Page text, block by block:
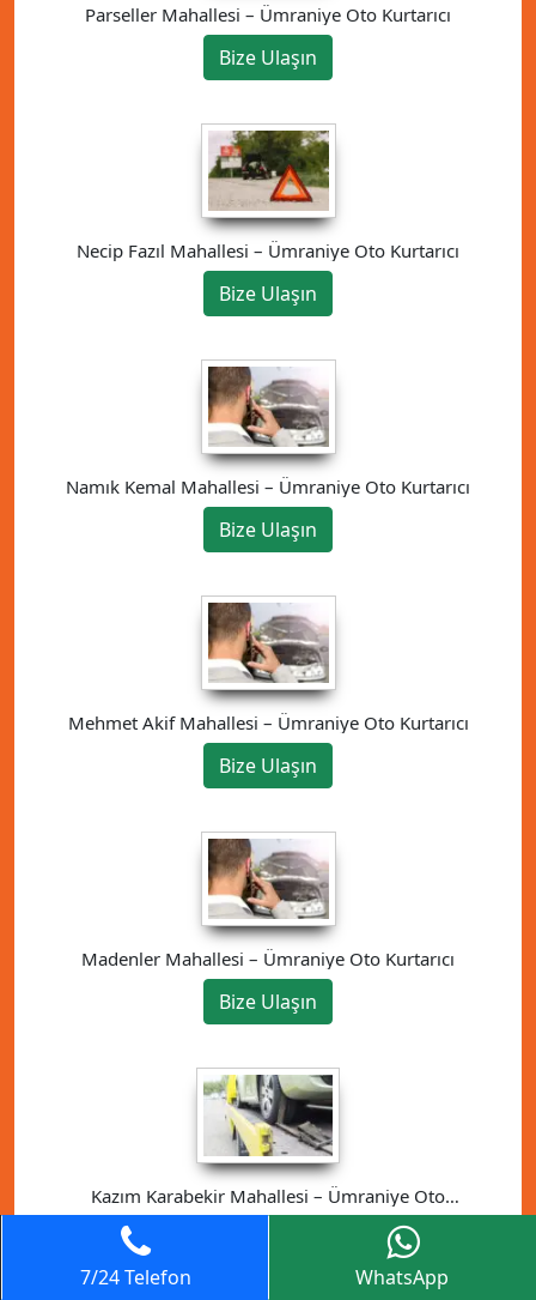
7/24 Telefon WhatsApp
Parseller Mahallesi – Ümraniye Oto Kurtarıcı
Bize Ulaşın
Necip Fazıl Mahallesi – Ümraniye Oto Kurtarıcı
Bize Ulaşın
Namık Kemal Mahallesi – Ümraniye Oto Kurtarıcı
Bize Ulaşın
Mehmet Akif Mahallesi – Ümraniye Oto Kurtarıcı
Bize Ulaşın
Madenler Mahallesi – Ümraniye Oto Kurtarıcı
Bize Ulaşın
Kazım Karabekir Mahallesi – Ümraniye Oto
Kurtarıcı